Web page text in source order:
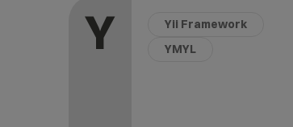
Y
Yii Framework
YMYL